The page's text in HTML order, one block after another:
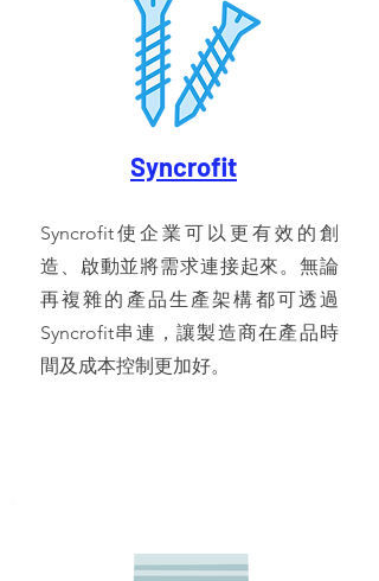
Syncrofit
Syncrofit使企業可以更有效的創
造、啟動並將需求連接起來。無論
再複雜的產品生產架構都可透過
Syncrofit串連，讓製造商在產品時
間及成本控制更加好。